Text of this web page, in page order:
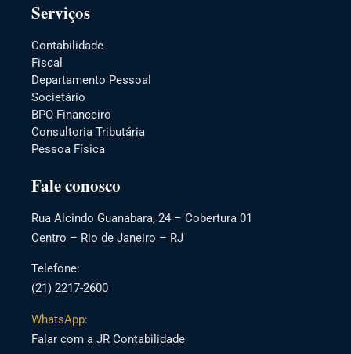
Serviços
Contabilidade
Fiscal
Departamento Pessoal
Societário
BPO Financeiro
Consultoria Tributária
Pessoa Física
Fale conosco
Rua Alcindo Guanabara, 24 – Cobertura 01
Centro – Rio de Janeiro – RJ
Telefone:
(21) 2217-2600
WhatsApp:
Falar com a JR Contabilidade